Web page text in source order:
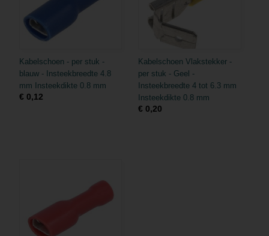
Kabelschoen - per stuk -
blauw - Insteekbreedte 4.8
mm Insteekdikte 0.8 mm
€ 0,12
Kabelschoen Vlakstekker -
per stuk - Geel -
Insteekbreedte 4 tot 6.3 mm
Insteekdikte 0.8 mm
€ 0,20